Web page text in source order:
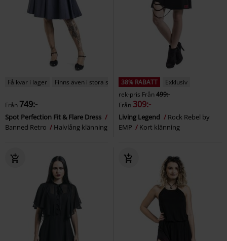
Få kvar i lager Finns även i stora storlekar
Från 749:-
Spot Perfection Fit & Flare Dress
Banned Retro
Halvlång klänning
38% RABATT
Exklusiv
rek-pris Från499:-
Från 309:-
Living Legend
Rock Rebel by
EMP
Kort klänning